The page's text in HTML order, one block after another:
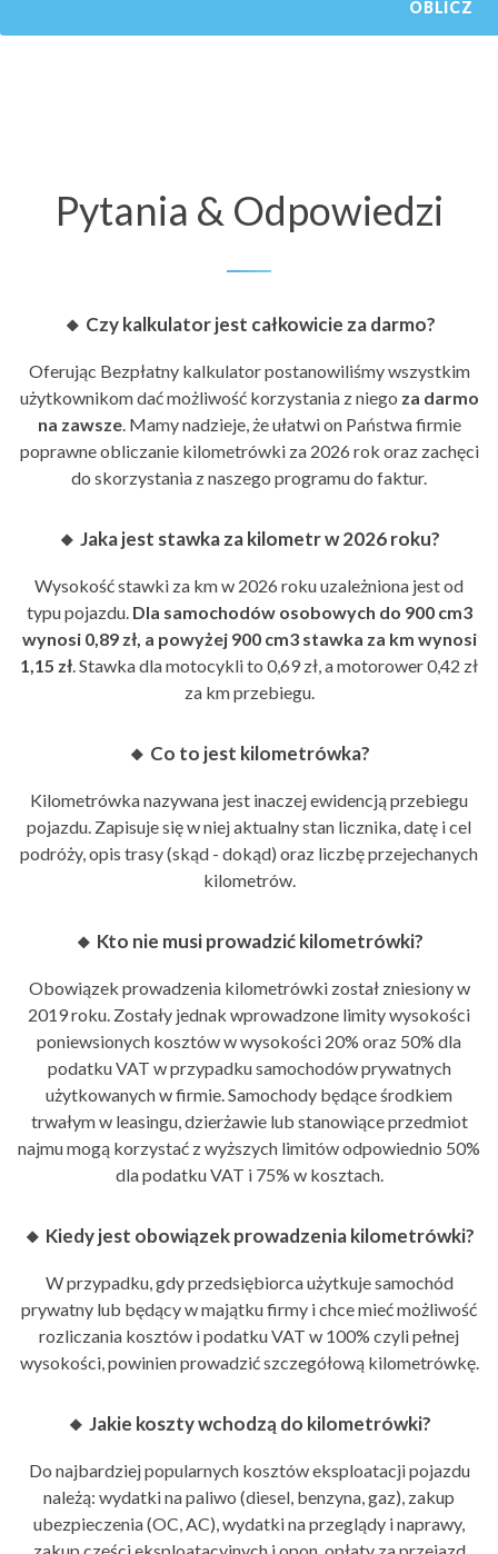
OBLICZ
Pytania & Odpowiedzi
🔸 Czy kalkulator jest całkowicie za darmo?
Oferując Bezpłatny kalkulator postanowiliśmy wszystkim
użytkownikom dać możliwość korzystania z niego za darmo
na zawsze. Mamy nadzieje, że ułatwi on Państwa firmie
poprawne obliczanie kilometrówki za 2026 rok oraz zachęci
do skorzystania z naszego programu do faktur.
🔸 Jaka jest stawka za kilometr w 2026 roku?
Wysokośćstawki za km w 2026 rokuuzależniona jest od
typu pojazdu. Dla samochodów osobowych do 900 cm3
wynosi 0,89 zł, a powyżej 900 cm3 stawka za km wynosi
1,15 zł. Stawka dla motocykli to 0,69 zł, a motorower 0,42 zł
za km przebiegu.
🔸 Co to jest kilometrówka?
Kilometrówka nazywana jest inaczejewidencją przebiegu
pojazdu. Zapisuje się w niej aktualny stan licznika, datę i cel
podróży, opis trasy (skąd - dokąd) oraz liczbę przejechanych
kilometrów.
🔸 Kto nie musi prowadzić kilometrówki?
Obowiązek prowadzenia kilometrówki został zniesiony w
2019 roku. Zostały jednak wprowadzone limity wysokości
poniewsionych kosztów w wysokości 20% oraz 50% dla
podatku VAT w przypadku samochodów prywatnych
użytkowanych w firmie. Samochody będące środkiem
trwałym w leasingu, dzierżawie lub stanowiące przedmiot
najmu mogą korzystać z wyższych limitów odpowiednio 50%
dla podatku VAT i 75% w kosztach.
🔸 Kiedy jest obowiązek prowadzenia kilometrówki?
W przypadku, gdy przedsiębiorca użytkuje samochód
prywatny lub będący w majątku firmy i chce mieć możliwość
rozliczania kosztów i podatku VAT w 100% czyli pełnej
wysokości, powinien prowadzić szczegółową kilometrówkę.
🔸 Jakie koszty wchodzą do kilometrówki?
Do najbardziej popularnych kosztów eksploatacji pojazdu
należą: wydatki na paliwo (diesel, benzyna, gaz), zakup
ubezpieczenia (OC, AC), wydatki na przeglądy i naprawy,